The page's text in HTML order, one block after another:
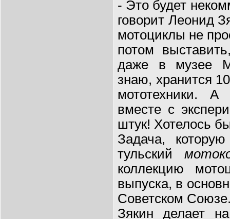
- Это будет
говорит Леонид
мотоциклы не
потом
даже в музее
знаю, хранится
мототехники. А
вместе с
штук! Хотелось
Задача,
тульский
коллекцию
выпуска, в
Советском
Зякин делает